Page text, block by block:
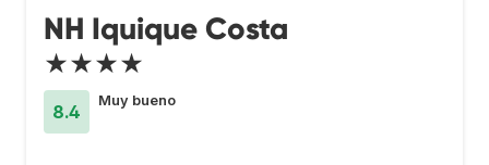
NH Iquique Costa
★★★★
8.4
Muy bueno